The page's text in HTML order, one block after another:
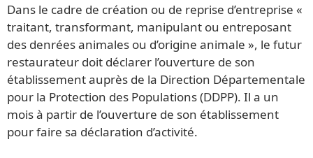
Dans le cadre de création ou de reprise d’entreprise «
traitant, transformant, manipulant ou entreposant
des denrées animales ou d’origine animale », le futur
restaurateur doit déclarer l’ouverture de son
établissement auprès de la Direction Départementale
pour la Protection des Populations (DDPP). Il a un
mois à partir de l’ouverture de son établissement
pour faire sa déclaration d’activité.